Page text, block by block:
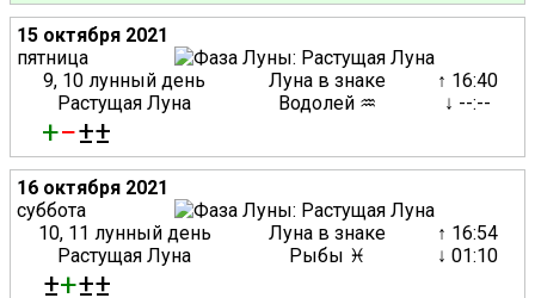
15 октября 2021
пятница
9, 10 лунный день
Растущая Луна
Луна в знаке
Водолей ♒
↑ 16:40
↓ --:--
+−±±
16 октября 2021
суббота
10, 11 лунный день
Растущая Луна
Луна в знаке
Рыбы ♓
↑ 16:54
↓ 01:10
±+±±